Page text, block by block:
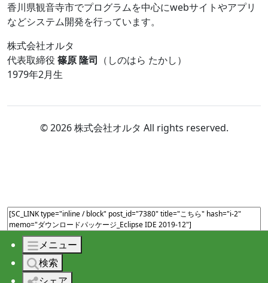
香川県観音寺市でプログラムを中心にwebサイトやアプリ
などシステム開発を行っています。
株式会社オルタ
代表取締役 篠原 隆司 （しのはら たかし）
1979年2月生
© 2026 株式会社オルタ All rights reserved.
メニュー
検索